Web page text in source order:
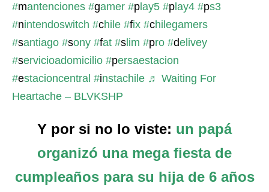
#mantenciones #gamer #p lay5 #p lay4 #ps3
#nintendoswitch #chile #fix #chilegamers
#santiago #sony #fat #s lim #pro #delivey
#servicioadomicilio #persaestacion
#estacioncentral #instachile ♬ Waiting For
Heartache – BLVKSHP
Y por si no lo viste: un papá
organizó una mega fiesta de
cumpleaños para su hija de 6 años